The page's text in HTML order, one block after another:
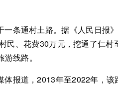
条通村土路。据《人民日报
、花费30万元，挖通了仁村
线路。
报道，2013年至2022年，该